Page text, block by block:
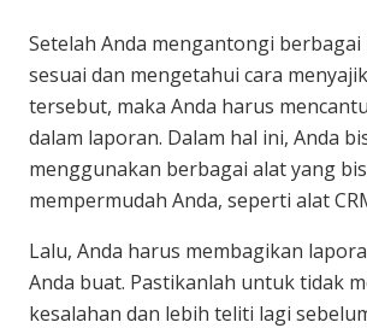
Setelah Anda mengantongi
sesuai dan mengetahui cara
tersebut, maka Anda harus
dalam laporan. Dalam hal ini, Anda
menggunakan berbagai alat yang
mempermudah Anda, seperti alat
Lalu, Anda harus membagikan
Anda buat. Pastikanlah untuk tidak
kesalahan dan lebih teliti lagi